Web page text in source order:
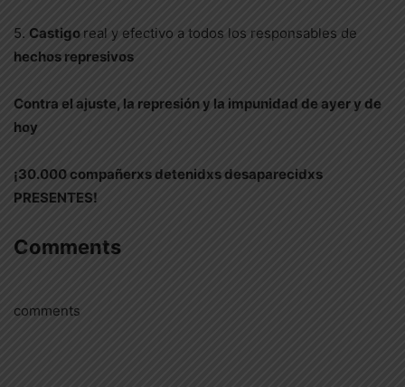
5. Castigo real y efectivo a todos los responsables de
hechos represivos
Contra el ajuste, la represión y la impunidad de ayer y de
hoy
¡30.000 compañerxs detenidxs desaparecidxs
PRESENTES!
Comments
comments